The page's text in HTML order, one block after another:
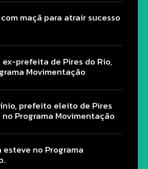
maçã para atrair sucesso
ex-prefeita de Pires do Rio,
Movimentação
prefeito eleito de Pires
Programa Movimentação
esteve no Programa